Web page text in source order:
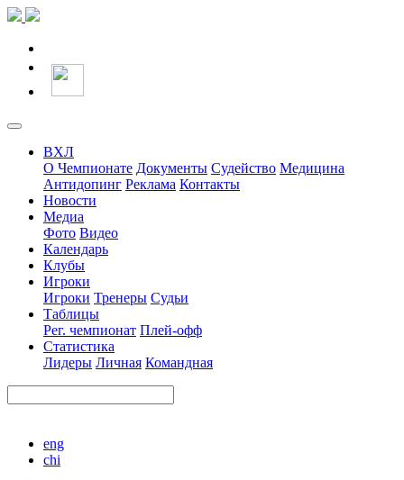
ВХЛ
О Чемпионате Документы Судейство Медицина
Антидопинг Реклама Контакты
Новости
Медиа
Фото Видео
Календарь
Клубы
Игроки
Игроки Тренеры Судьи
Таблицы
Рег. чемпионат Плей-офф
Статистика
Лидеры Личная Командная
eng
chi